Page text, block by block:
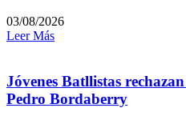
03/08/2026
Leer Más
Jóvenes Batllistas
Pedro Bordaberry